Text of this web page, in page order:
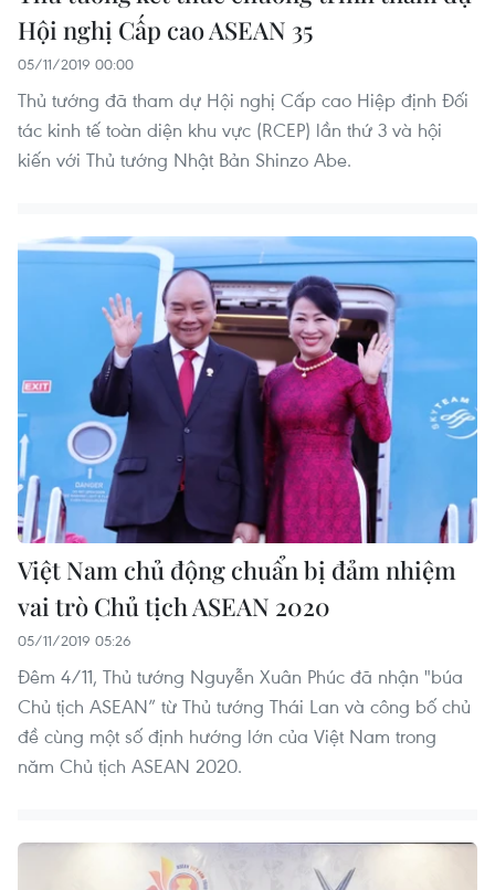
Hội nghị Cấp cao ASEAN 35
05/11/2019 00:00
Thủ tướng đã tham dự Hội nghị Cấp cao Hiệp định Đối
tác kinh tế toàn diện khu vực (RCEP) lần thứ 3 và hội
kiến với Thủ tướng Nhật Bản Shinzo Abe.
Việt Nam chủ động chuẩn bị đảm nhiệm
vai trò Chủ tịch ASEAN 2020
05/11/2019 05:26
Đêm 4/11, Thủ tướng Nguyễn Xuân Phúc đã nhận "búa
Chủ tịch ASEAN” từ Thủ tướng Thái Lan và công bố chủ
đề cùng một số định hướng lớn của Việt Nam trong
năm Chủ tịch ASEAN 2020.